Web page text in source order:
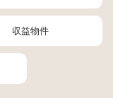
収益物件